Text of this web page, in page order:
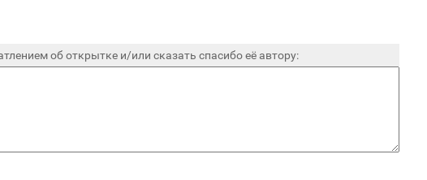
об открытке и/или сказать спасибо её автору: